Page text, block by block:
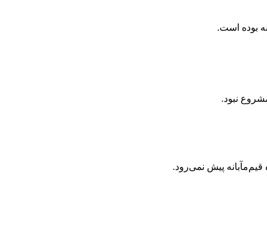
بوده است.
نبود.
پیش نمی‌رود.